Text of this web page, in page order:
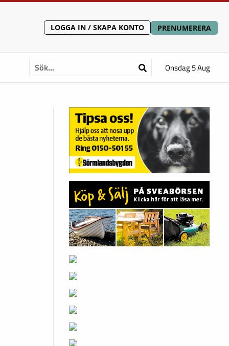
LOGGA IN / SKAPA KONTO PRENUMERERA
Onsdag 5 Aug